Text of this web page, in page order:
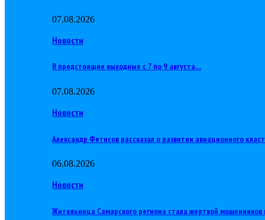
07.08.2026
Новости
В предстоящие выходные с 7 по 9 августа…
07.08.2026
Новости
Александр Фетисов рассказал о развитии авиационного
06.08.2026
Новости
Жительница Самарского региона стала жертвой мошенников